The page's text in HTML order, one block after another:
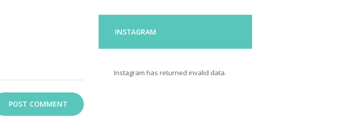
INSTAGRAM
Instagram has returned invalid data.